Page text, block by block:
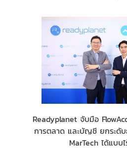
Readyplanet จับมือ
การตลาด และบัญชี ยกระดับ
MarTech ได้แบบ